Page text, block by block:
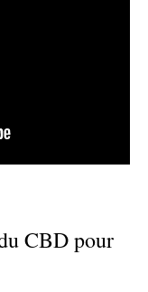
CBD pour